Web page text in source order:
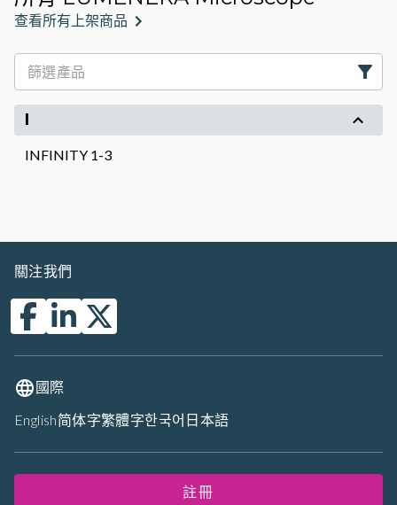
查看所有上架商品
I
INFINITY 1-3
關注我們
國際
English简体字繁體字한국어 日本語
註冊